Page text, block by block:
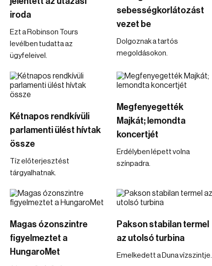
iroda
Ezt a Robinson Tours
levélben tudatta az
ügyfeleivel.
sebességkorlátozást
vezet be
Dolgoznak a tartós
megoldásokon.
Kétnapos rendkívüli
parlamenti ülést hívtak
össze
Tíz előterjesztést
tárgyalhatnak.
Megfenyegették
Majkát; lemondta
koncertjét
Erdélyben lépett volna
színpadra.
Magas ózonszintre
figyelmeztet a
HungaroMet
Pakson stabilan termel
az utolsó turbina
Emelkedett a Duna vízszintje.